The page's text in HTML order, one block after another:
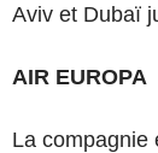
Aviv et Dubaï
AIR EUROPA
La compagnie